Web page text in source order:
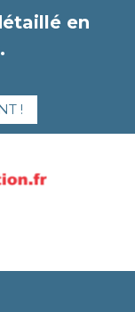
en
!